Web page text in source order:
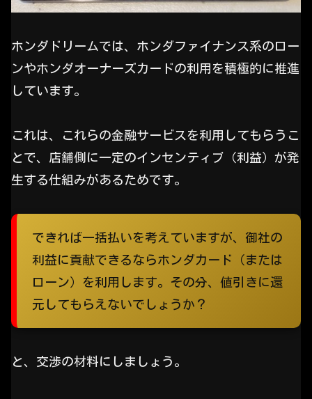
ホンダドリームでは、ホンダファイナンス系のロー
ンやホンダオーナーズカードの利用を積極的に推進
しています。
これは、これらの金融サービスを利用してもらうこ
とで、店舗側に一定のインセンティブ（利益）が発
生する仕組みがあるためです。
できれば一括払いを考えていますが、御社の
利益に貢献できるならホンダカード（または
ローン）を利用します。その分、値引きに還
元してもらえないでしょうか？
と、交渉の材料にしましょう。